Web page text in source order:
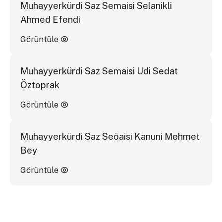
Muhayyerkürdi Saz Semaisi Selanikli
Ahmed Efendi
Görüntüle
Muhayyerkürdi Saz Semaisi Udi Sedat
Öztoprak
Görüntüle
Muhayyerkürdi Saz Seöaisi Kanuni Mehmet
Bey
Görüntüle